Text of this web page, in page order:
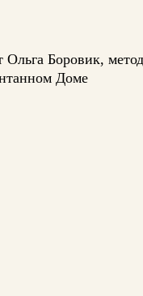
Ольга Боровик,
Доме